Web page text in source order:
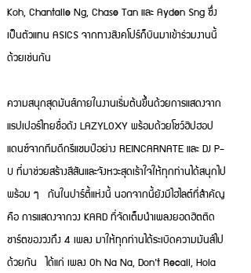
Koh, Chantalle Ng, Chase Tan และ Ayden Sng ซึ่ง
เป็นตัวแทน ASICS จากทางสิงคโปร์ก็บินมาเข้าร่วมงานนี้
ด้วยเช่นกัน
ความสนุกสุดมันส์ภายในงานเริ่มต้นขึ้นด้วยการแสดงจาก
แรปเปอร์ไทยชื่อดัง LAZYLOXY พร้อมด้วยโชว์ฮิปฮอป
แดนซ์จากทีมดีกรีแชมป์อย่าง REINCARNATE และ DJ P-
U ที่มาช่วยสร้างสีสันและจังหวะสุดเร้าใจให้ทุกท่านได้สนุกไป
พร้อม ๆ กันในปาร์ตี้แห่งนี้ นอกจากนี้ยังมีไฮไลต์ที่สำคัญ
คือ การแสดงจากวง KARD ที่จัดเต็มนำเพลงยอดฮิตติด
ชาร์ตของวงถึง 4 เพลง มาให้ทุกท่านได้ระเบิดความมันส์ไป
ด้วยกัน ได้แก่ เพลง Oh Na Na, Don’t Recall, Hola